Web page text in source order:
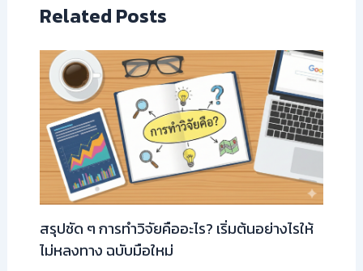
Related Posts
สรุปชัด ๆ การทำวิจัยคืออะไร? เริ่มต้นอย่างไรให้
ไม่หลงทาง ฉบับมือใหม่